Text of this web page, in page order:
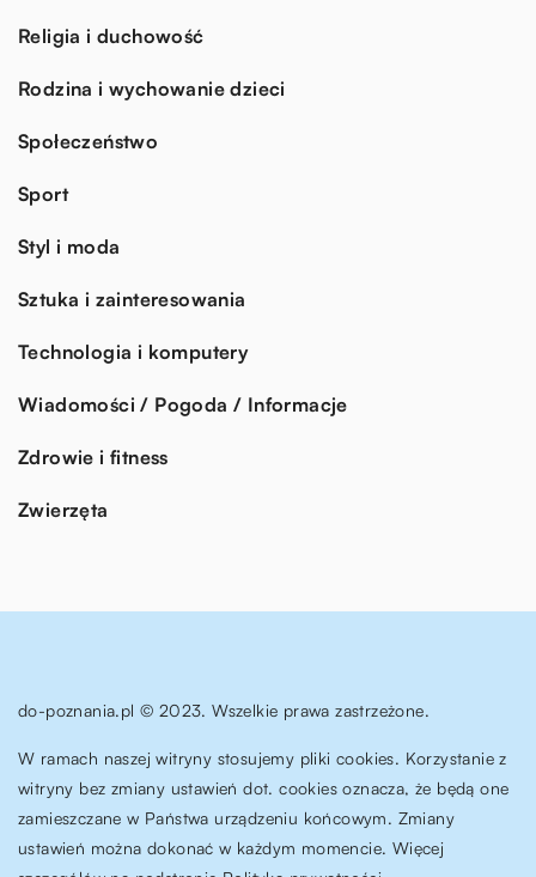
Religia i duchowość
Rodzina i wychowanie dzieci
Społeczeństwo
Sport
Styl i moda
Sztuka i zainteresowania
Technologia i komputery
Wiadomości / Pogoda / Informacje
Zdrowie i fitness
Zwierzęta
do-poznania.pl © 2023. Wszelkie prawa zastrzeżone.
W ramach naszej witryny stosujemy pliki cookies. Korzystanie z
witryny bez zmiany ustawień dot. cookies oznacza, że będą one
zamieszczane w Państwa urządzeniu końcowym. Zmiany
ustawień można dokonać w każdym momencie. Więcej